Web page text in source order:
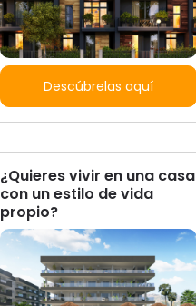
Descúbrelas aquí
¿Quieres vivir en una casa
con un estilo de vida
propio?